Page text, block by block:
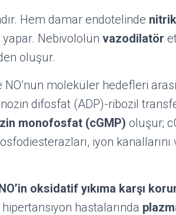
Hem damar endotelinde
yapar. Nebivololün vazodilatör
oluşur.
moleküler hedefleri
difosfat (ADP)-ribozil
monofosfat (cGMP) oluşur;
iyon kanallarını
oksidatif yıkıma karşı
hastalarında